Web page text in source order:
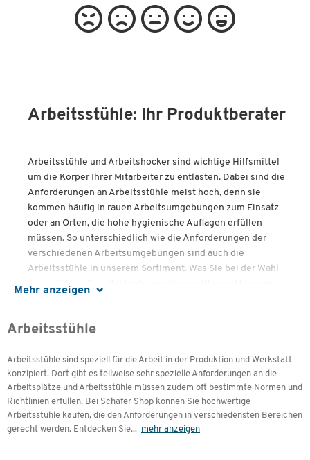
Mehr anzeigen
Arbeitsstühle: Ihr Produktberater
Arbeitsstühle und Arbeitshocker sind wichtige Hilfsmittel
um die Körper Ihrer Mitarbeiter zu entlasten. Dabei sind die
Anforderungen an Arbeitsstühle meist hoch, denn sie
kommen häufig in rauen Arbeitsumgebungen zum Einsatz
oder an Orten, die hohe hygienische Auflagen erfüllen
müssen. So unterschiedlich wie die Anforderungen der
verschiedenen Arbeitsumgebungen sind auch die
Arbeitsstühle in unserem Sortiment. Was Sie bei der Wahl
des richtigen Arbeitsstuhls beachten sollten, erklären wir
Inhalte
Verschiedene Modelle und die wichtigsten
Eigenschaften
Krankheitsbedingten Ausfällen mit den richtigen
Arbeitsstühlen vorbeugen
Ergonomische Arbeitsstühle
Das passende Zubehör für Ihren Arbeitsstuhl
Arbeitsstühle
Arbeitsstühle sind speziell für die Arbeit in der Produktion und Werkstatt
konzipiert. Dort gibt es teilweise sehr spezielle Anforderungen an die
Arbeitsplätze und Arbeitsstühle müssen zudem oft bestimmte Normen und
Richtlinien erfüllen. Bei Schäfer Shop können Sie hochwertige
Arbeitsstühle kaufen, die den Anforderungen in verschiedensten Bereichen
gerecht werden. Entdecken Sie... mehr anzeigen